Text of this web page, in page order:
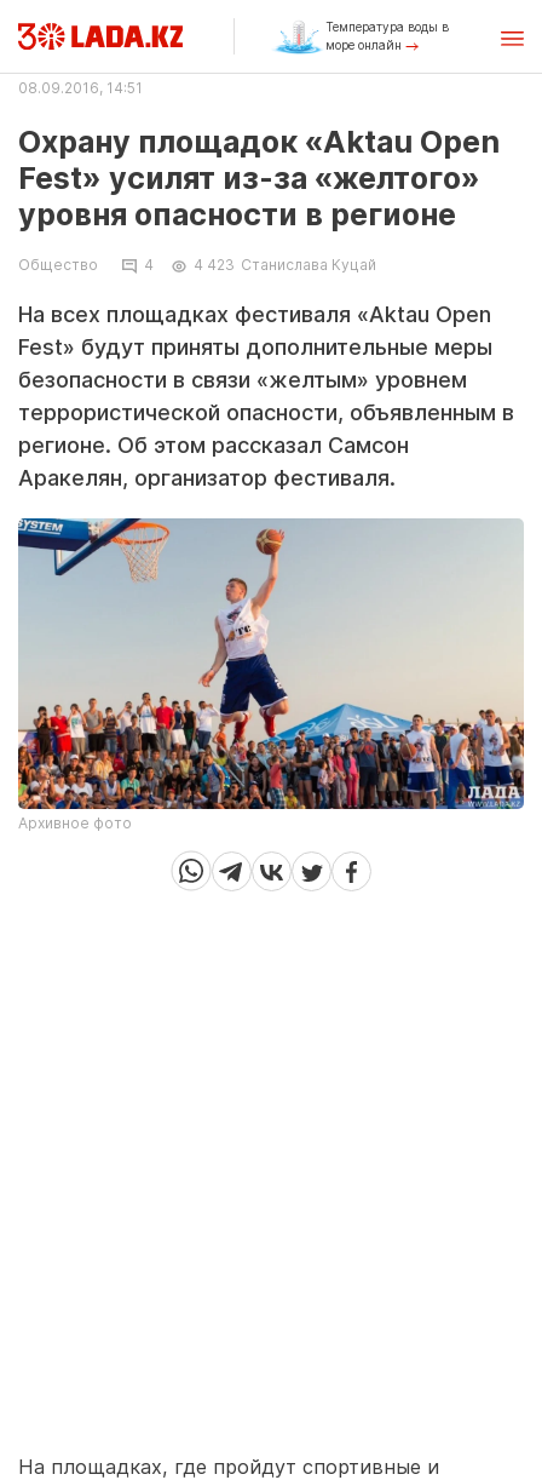
Температура воды в
море онлайн
08.09.2016, 14:51
Охрану площадок «Aktau Open
Fest» усилят из-за «желтого»
уровня опасности в регионе
Общество 4 4 423 Станислава Куцай
На всех площадках фестиваля «Aktau Open
Fest» будут приняты дополнительные меры
безопасности в связи «желтым» уровнем
террористической опасности, объявленным в
регионе. Об этом рассказал Самсон
Аракелян, организатор фестиваля.
Архивное фото
На площадках, где пройдут спортивные и